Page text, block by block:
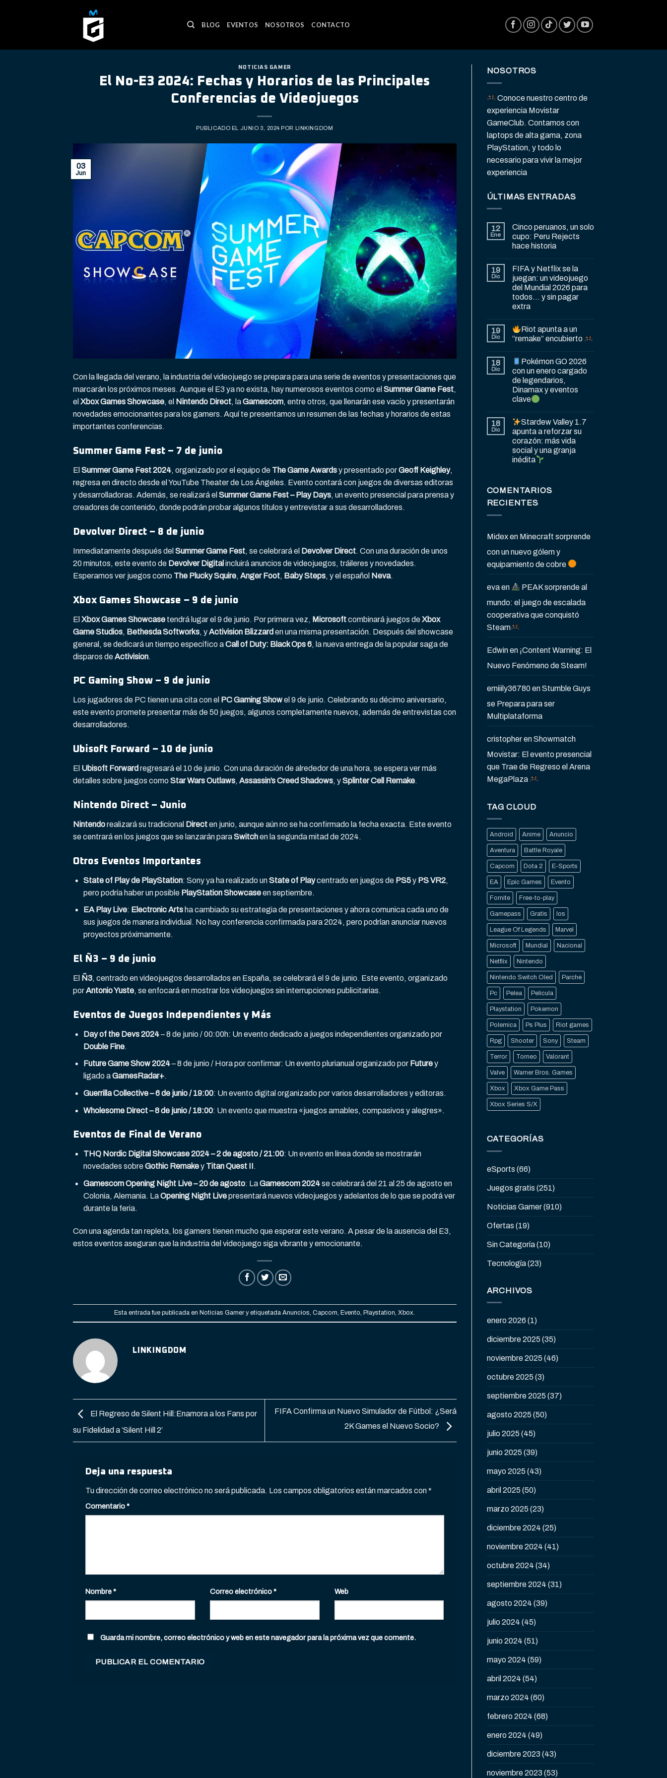
BLOG EVENTOS NOSOTROS CONTACTO
NOTICIAS GAMER
El No-E3 2024: Fechas y Horarios de las Principales
Conferencias de Videojuegos
PUBLICADO EL JUNIO 3, 2024 POR LINKINGDOM
03
Jun
Con la llegada del verano, la industria del videojuego se prepara para una serie de eventos y presentaciones que
marcarán los próximos meses. Aunque el E3 ya no exista, hay numerosos eventos como el Summer Game Fest,
el Xbox Games Showcase, el Nintendo Direct, laGamescom, entre otros, que llenarán ese vacío y presentarán
novedades emocionantes para los gamers. Aquí te presentamos un resumen de las fechas y horarios de estas
importantes conferencias.
Summer Game Fest – 7 de junio
El Summer Game Fest 2024, organizado por el equipo de The Game Awardsy presentado porGeoff Keighley,
regresa en directo desde el YouTube Theater de Los Ángeles. Evento contará con juegos de diversas editoras
y desarrolladoras. Además, se realizará el Summer Game Fest – Play Days, un evento presencial para prensa y
creadores de contenido, donde podrán probar algunos títulos y entrevistar a sus desarrolladores.
Devolver Direct – 8 de junio
Inmediatamente después del Summer Game Fest, se celebrará el Devolver Direct. Con una duración de unos
20 minutos, este evento de Devolver Digital incluirá anuncios de videojuegos, tráileres y novedades.
Esperamos ver juegos como The Plucky Squire, Anger Foot, Baby Steps, y el español Neva.
Xbox Games Showcase – 9 de junio
El Xbox Games Showcase tendrá lugar el 9 de junio. Por primera vez, Microsoftcombinará juegos deXbox
Game Studios, Bethesda Softworks, yActivision Blizzard en una misma presentación. Después del showcase
general, se dedicará un tiempo específico aCall of Duty: Black Ops 6, la nueva entrega de la popular saga de
disparos deActivision.
PC Gaming Show – 9 de junio
Los jugadores de PC tienen una cita con el PC Gaming Showel 9 de junio. Celebrando su décimo aniversario,
este evento promete presentar más de 50 juegos, algunos completamente nuevos, además de entrevistas con
desarrolladores.
Ubisoft Forward – 10 de junio
El Ubisoft Forward regresará el 10 de junio. Con una duración de alrededor de una hora, se espera ver más
detalles sobre juegos comoStar Wars Outlaws, Assassin’s Creed Shadows, ySplinter Cell Remake.
Nintendo Direct – Junio
Nintendorealizará su tradicional Directen junio, aunque aún no se ha confirmado la fecha exacta. Este evento
se centrará en los juegos que se lanzarán paraSwitchen la segunda mitad de 2024.
Otros Eventos Importantes
State of Play de PlayStation: Sony ya ha realizado unState of Playcentrado en juegos de PS5y PS VR2,
pero podría haber un posible PlayStation Showcaseen septiembre.
EA Play Live: Electronic Artsha cambiado su estrategia de presentaciones y ahora comunica cada uno de
sus juegos de manera individual. No hay conferencia confirmada para 2024, pero podrían anunciar nuevos
proyectos próximamente.
El Ñ3 – 9 de junio
El Ñ3, centrado en videojuegos desarrollados en España, se celebrará el 9 de junio. Este evento, organizado
porAntonio Yuste, se enfocará en mostrar los videojuegos sin interrupciones publicitarias.
Eventos de Juegos Independientes y Más
Day of the Devs 2024– 8 de junio / 00:00h: Un evento dedicado a juegos independientes organizado por
Double Fine.
Future Game Show 2024– 8 de junio / Hora por confirmar: Un evento plurianual organizado por Futurey
ligado aGamesRadar+.
Guerrilla Collective – 6 de junio / 19:00: Un evento digital organizado por varios desarrolladores y editoras.
Wholesome Direct – 8 de junio / 18:00: Un evento que muestra «juegos amables, compasivos y alegres».
Eventos de Final de Verano
THQ Nordic Digital Showcase 2024 – 2 de agosto / 21:00: Un evento en línea donde se mostrarán
novedades sobreGothic Remakey Titan Quest II .
Gamescom Opening Night Live – 20 de agosto: LaGamescom 2024se celebrará del 21 al 25 de agosto en
Colonia, Alemania. LaOpening Night Livepresentará nuevos videojuegos y adelantos de lo que se podrá ver
durante la feria.
Con una agenda tan repleta, los gamers tienen mucho que esperar este verano. A pesar de la ausencia del E3,
estos eventos aseguran que la industria del videojuego siga vibrante y emocionante.
Esta entrada fue publicada en Noticias Gamer y etiquetadaAnuncios,Capcom, Evento, Playstation,Xbox.
LINKINGDOM
El Regreso de Silent Hill:Enamora a los Fans por
su Fidelidad a ‘Silent Hill 2’
FIFA Confirma un Nuevo Simulador de Fútbol: ¿Será
2K Games el Nuevo Socio?
Deja una respuesta
Tu dirección de correo electrónico no será publicada. Los campos obligatorios están marcados con*
Comentario*
Nombre* Correo electrónico* Web
Guarda mi nombre, correo electrónico y web en este navegador para la próxima vez que comente.
NOSOTROS
Conoce nuestro centro de
experiencia Movistar
GameClub. Contamos con
laptops de alta gama, zona
PlayStation, y todo lo
necesario para vivir la mejor
experiencia
ÚLTIMAS ENTRADAS
12
Ene
Cinco peruanos, un solo
cupo: Peru Rejects
hace historia
19
Dic
FIFA y Netflix se la
juegan: un videojuego
del Mundial 2026 para
todos… y sin pagar
extra
19
Dic
Riot apunta a un
“remake” encubierto
18
Dic
Pokémon GO 2026
con un enero cargado
de legendarios,
Dinamax y eventos
clave
18
Dic
Stardew Valley 1.7
apunta a reforzar su
corazón: más vida
social y una granja
inédita
COMENTARIOS
RECIENTES
Midexen Minecraft sorprende
con un nuevo gólem y
equipamiento de cobre
evaen
PEAK sorprende al
mundo: el juego de escalada
cooperativa que conquistó
Steam
Edwinen ¡Content Warning: El
Nuevo Fenómeno de Steam!
emiiily36780enStumble Guys
se Prepara para ser
Multiplataforma
cristopherenShowmatch
Movistar: El evento presencial
que Trae de Regreso el Arena
MegaPlaza
TAG CLOUD
Android Anime Anuncio
Aventura Battle Royale
Capcom Dota 2 E-Sports
EA Epic Games Evento
Fornite Free-to-play
Gamepass Gratis Ios
League Of Legends Marvel
Microsoft Mundial Nacional
Netflix Nintendo
Nintendo Switch Oled Parche
Pc Pelea Pelicula
Playstation Pokemon
Polemica Ps Plus Riot games
Rpg Shooter Sony Steam
Terror Torneo Valorant
Valve Warner Bros. Games
Xbox Xbox Game Pass
Xbox Series S/X
CATEGORÍAS
eSports (66)
Juegos gratis (251)
Noticias Gamer(910)
Ofertas (19)
Sin Categoría(10)
Tecnología(23)
ARCHIVOS
enero 2026 (1)
diciembre 2025 (35)
noviembre 2025 (46)
octubre 2025 (3)
septiembre 2025 (37)
agosto 2025 (50)
julio 2025 (45)
junio 2025 (39)
mayo 2025 (43)
abril 2025 (50)
marzo 2025 (23)
diciembre 2024 (25)
noviembre 2024 (41)
octubre 2024 (34)
septiembre 2024 (31)
agosto 2024 (39)
julio 2024 (45)
junio 2024 (51)
mayo 2024 (59)
abril 2024 (54)
marzo 2024 (60)
febrero 2024 (68)
enero 2024 (49)
diciembre 2023 (43)
noviembre 2023 (53)